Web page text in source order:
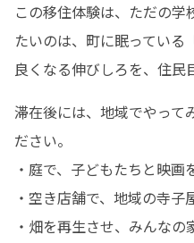
この移住体験は、ただの
たいのは、町に眠っている
良くなる伸びしろを、住民
滞在後には、地域でやって
ださい。
・庭で、子どもたちと映画
・空き店舗で、地域の寺子
・畑を再生させ、みんなの